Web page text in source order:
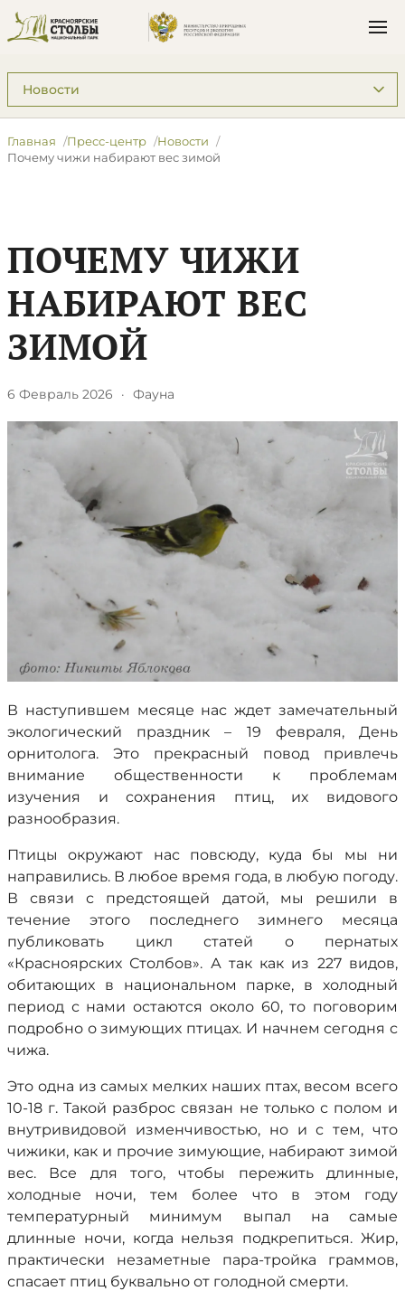
Подразделы: Пресс-центр
Главная Пресс-центр
Новости
​Почему чижи набирают вес зимой
​ПОЧЕМУ ЧИЖИ
НАБИРАЮТ ВЕС
ЗИМОЙ
6 Февраль 2026 · Фауна
В наступившем месяце нас ждет замечательный
экологический праздник – 19 февраля, День
орнитолога. Это прекрасный повод привлечь
внимание общественности к проблемам
изучения и сохранения птиц, их видового
разнообразия.
Птицы окружают нас повсюду, куда бы мы ни
направились. В любое время года, в любую погоду.
В связи с предстоящей датой, мы решили в
течение этого последнего зимнего месяца
публиковать цикл статей о пернатых
«Красноярских Столбов». А так как из 227 видов,
обитающих в национальном парке, в холодный
период с нами остаются около 60, то поговорим
подробно о зимующих птицах. И начнем сегодня с
чижа.
Это одна из самых мелких наших птах, весом всего
10-18 г. Такой разброс связан не только с полом и
внутривидовой изменчивостью, но и с тем, что
чижики, как и прочие зимующие, набирают зимой
вес. Все для того, чтобы пережить длинные,
холодные ночи, тем более что в этом году
температурный минимум выпал на самые
длинные ночи, когда нельзя подкрепиться. Жир,
практически незаметные пара-тройка граммов,
спасает птиц буквально от голодной смерти.